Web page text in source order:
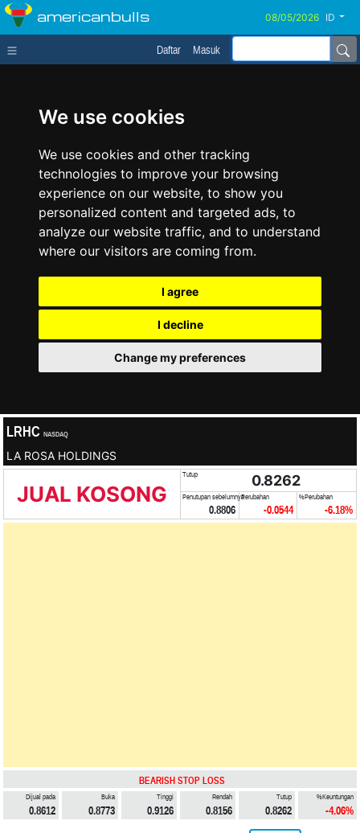
We use cookies
We use cookies and other tracking
technologies to improve your browsing
experience on our website, to show you
personalized content and targeted ads, to
analyze our website traffic, and to understand
where our visitors are coming from.
I agree
I decline
Change my preferences
americanbulls ID
Daftar Masuk
LRHC NASDAQ
LA ROSA HOLDINGS
JUAL KOSONG
Tutup 0.8262
Penutupan sebelumnya
0.8806
Perubahan
-0.0544
%Perubahan
-6.18%
BEARISH STOP LOSS
Dijual pada
0.8612
Buka
0.8773
Tinggi
0.9126
Rendah
0.8156
Tutup
0.8262
%Keuntungan
-4.06%